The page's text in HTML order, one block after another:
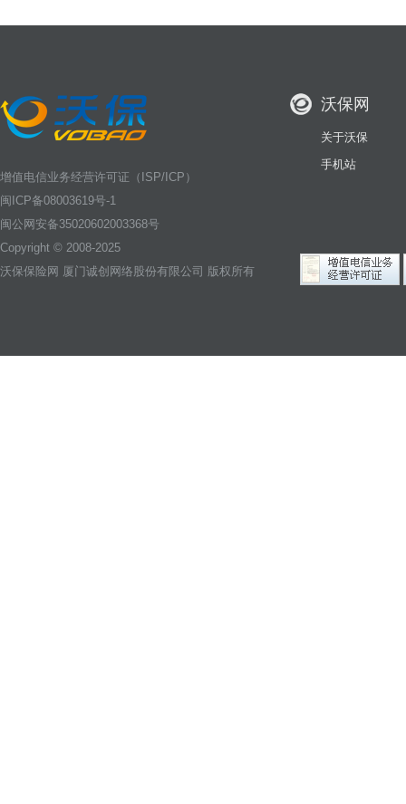
增值电信业务经营许可证（ISP/ICP）
闽ICP备08003619号-1
闽公网安备35020602003368号
Copyright © 2008-2025
沃保保险网 厦门诚创网络股份有限公司 版权所有
沃保网
关于沃保
手机站